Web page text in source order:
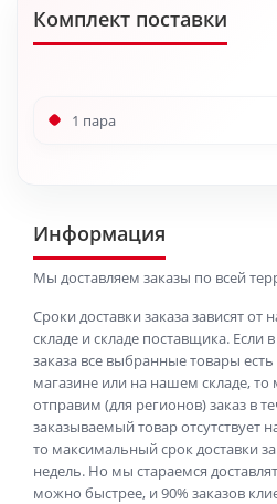
Комплект поставки
1 пара
Информация
Мы доставляем заказы по всей
Сроки доставки заказа зависят
складе и складе поставщика.
заказа все выбранные товары
магазине или на нашем складе,
отправим (для регионов) заказ в
заказываемый товар отсутствует
то максимальный срок доставки
недель. Но мы стараемся
можно быстрее, и 90% заказов